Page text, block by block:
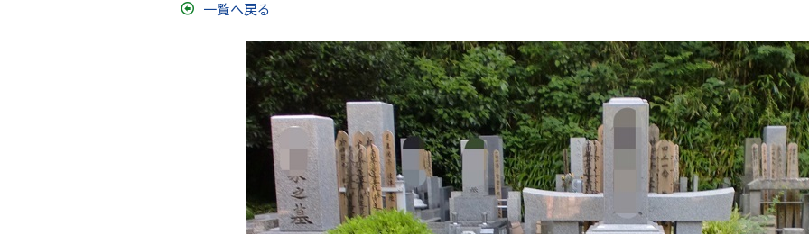
一覧へ戻る